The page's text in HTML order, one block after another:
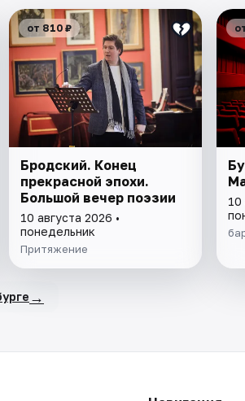
от 810 ₽
Бродский. Конец
прекрасной эпохи.
Большой вечер поэзии
10 августа 2026 •
понедельник
Притяжение
10
→